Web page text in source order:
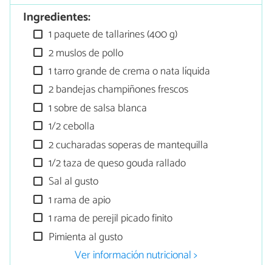
Ingredientes:
1 paquete de tallarines (400 g)
2 muslos de pollo
1 tarro grande de crema o nata líquida
2 bandejas champiñones frescos
1 sobre de salsa blanca
1/2 cebolla
2 cucharadas soperas de mantequilla
1/2 taza de queso gouda rallado
Sal al gusto
1 rama de apio
1 rama de perejil picado finito
Pimienta al gusto
Ver información nutricional >